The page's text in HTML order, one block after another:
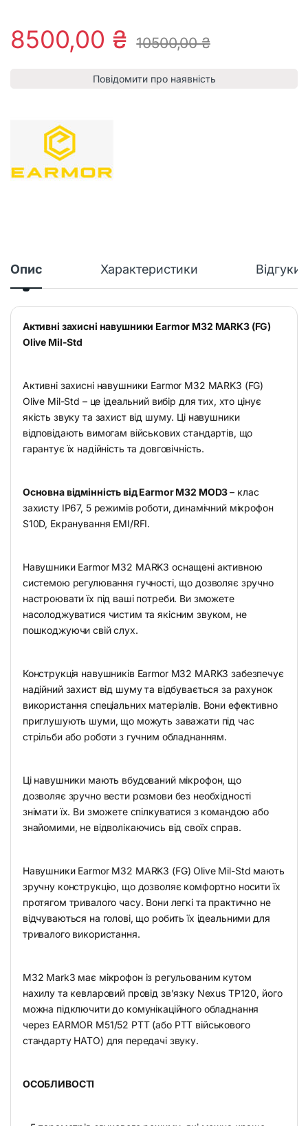
8500,00 ₴ 10500,00₴
Повідомити про наявність
Опис Характеристики Відгуки
Активні захисні навушники Earmor M32 MARK3 (FG)
Olive Mil-Std
Активні захисні навушники Earmor M32 MARK3 (FG)
Olive Mil-Std – це ідеальний вибір для тих, хто цінує
якість звуку та захист від шуму. Ці навушники
відповідають вимогам військових стандартів, що
гарантує їх надійність та довговічність.
Основна відмінність відEarmor M32 MOD3– клас
захисту IP67, 5 режимів роботи, динамічний мікрофон
S10D, Екранування EMI/RFI.
Навушники Earmor M32 MARK3 оснащені активною
системою регулювання гучності, що дозволяє зручно
настроювати їх під ваші потреби. Ви зможете
насолоджуватися чистим та якісним звуком, не
пошкоджуючи свій слух.
Конструкція навушників Earmor M32 MARK3 забезпечує
надійний захист від шуму та відбувається за рахунок
використання спеціальних матеріалів. Вони ефективно
приглушують шуми, що можуть заважати під час
стрільби або роботи з гучним обладнанням.
Ці навушники мають вбудований мікрофон, що
дозволяє зручно вести розмови без необхідності
знімати їх. Ви зможете спілкуватися з командою або
знайомими, не відволікаючись від своїх справ.
Навушники Earmor M32 MARK3 (FG) Olive Mil-Std мають
зручну конструкцію, що дозволяє комфортно носити їх
протягом тривалого часу. Вони легкі та практично не
відчуваються на голові, що робить їх ідеальними для
тривалого використання.
M32 Mark3 має мікрофон із регульованим кутом
нахилу та кевларовий провід зв’язку Nexus TP120, його
можна підключити до комунікаційного обладнання
через EARMOR M51/52 PTT (або PTT військового
стандарту НАТО) для передачі звуку.
ОСОБЛИВОСТІ